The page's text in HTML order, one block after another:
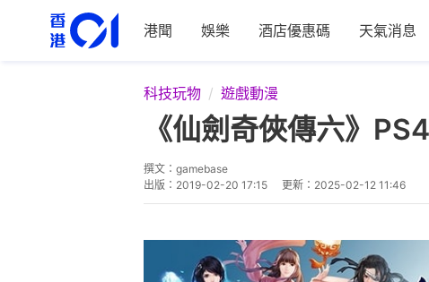
港聞 娛樂 酒店優惠碼 天氣消息
科技玩物 遊戲動漫
《仙劍奇俠傳六》
撰文： gamebase
出版： 2019-02-20 17:15 更新： 2025-02-12 11:46